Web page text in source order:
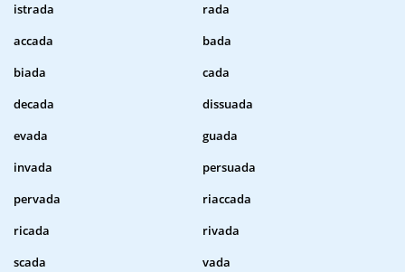
istrada
rada
accada
bada
biada
cada
decada
dissuada
evada
guada
invada
persuada
pervada
riaccada
ricada
rivada
scada
vada